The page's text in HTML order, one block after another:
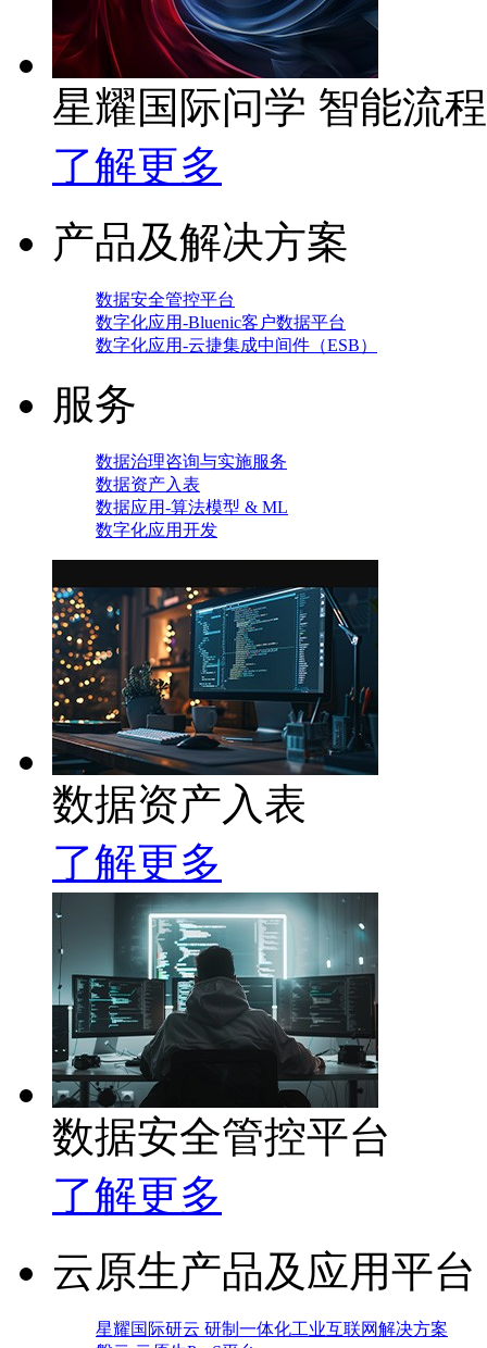
星耀国际问学 智能流
了解更多
产品及解决方案
数据安全管控平台
数字化应用-Bluenic客户数据平台
数字化应用-云捷集成中间件（ESB）
服务
数据治理咨询与实施服务
数据资产入表
数据应用-算法模型 & ML
数字化应用开发
数据资产入表
了解更多
数据安全管控平台
了解更多
云原生产品及应用平台
星耀国际研云 研制一体化工业互联网解决方案